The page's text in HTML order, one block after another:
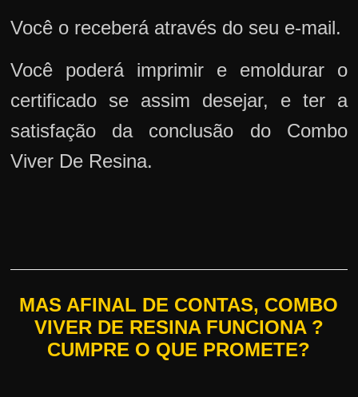
Você o receberá através do seu e-mail.
Você poderá imprimir e emoldurar o
certificado se assim desejar, e ter a
satisfação da conclusão do Combo
Viver De Resina.
MAS AFINAL DE CONTAS, COMBO
VIVER DE RESINA FUNCIONA ?
CUMPRE O QUE PROMETE?